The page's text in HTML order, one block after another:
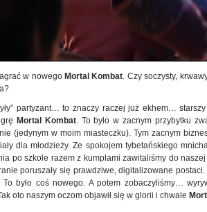
w nowego Mortal Kombat . Czy soczysty,
partyzant… to znaczy raczej już ekhem…
Mortal Kombat. To było w zacnym przybytku
(jedynym w moim miasteczku). Tym zacnym
dla młodzieży. Ze spokojem tybetańskiego
po szkole razem z kumplami zawitaliśmy do naszej
poruszały się prawdziwe, digitalizowane postaci.
. To było coś nowego. A potem zobaczyliśmy…
oto naszym oczom objawił się w glorii i chwale